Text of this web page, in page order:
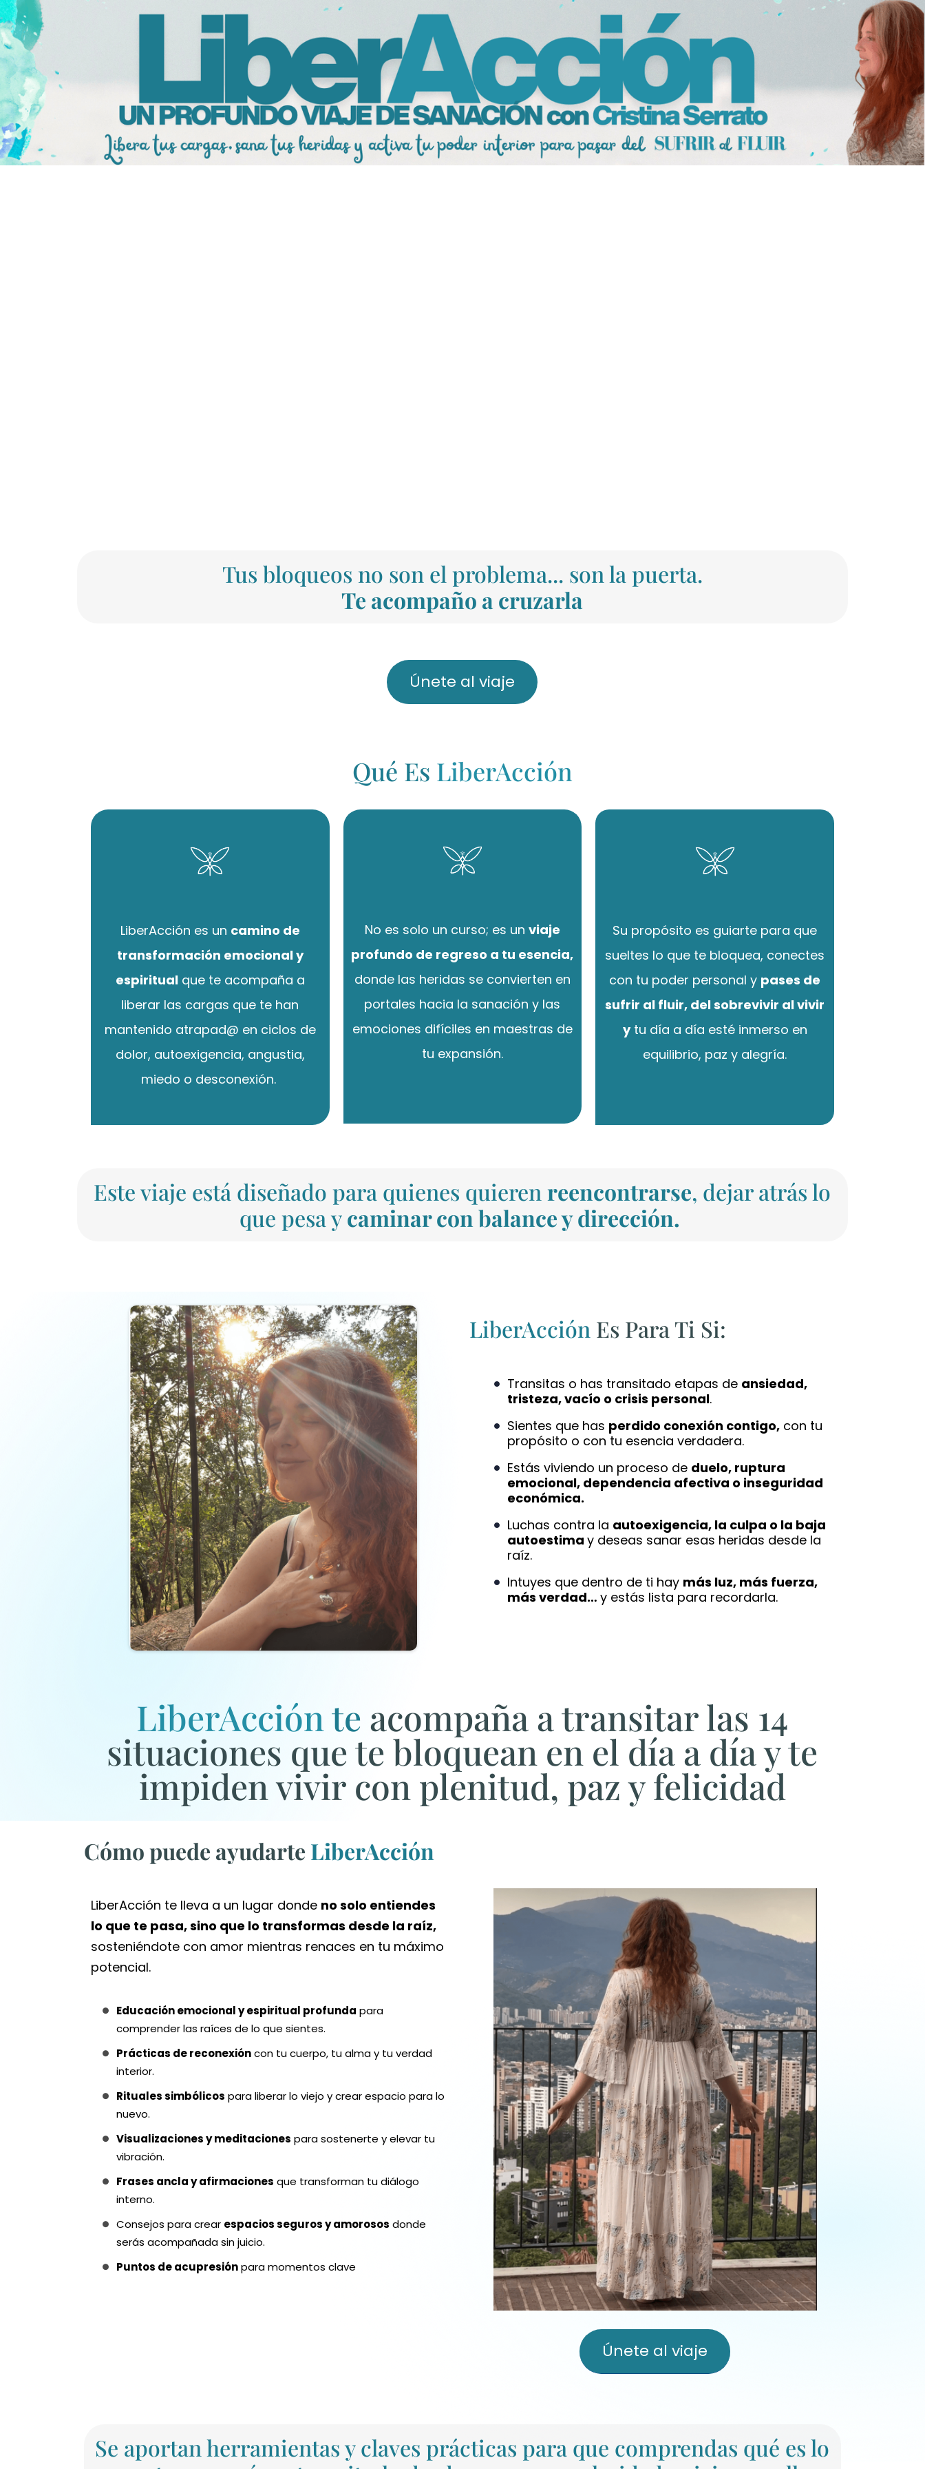
Tus bloqueos no son el problema... son la puerta.
Te acompaño a cruzarla
Únete al viaje
Qué Es LiberAcción
LiberAcción es un camino de
transformación emocional y
espiritualque te acompaña a
liberar las cargas que te han
mantenido atrapad@ en ciclos de
dolor, autoexigencia, angustia,
miedo o desconexión.
No es solo un curso; es un viaje
profundo de regreso a tu esencia,
donde las heridas se convierten en
portales hacia la sanación y las
emociones difíciles en maestras de
tu expansión.
Su propósito es guiarte para que
sueltes lo que te bloquea, conectes
con tu poder personal y pases de
sufrir al fluir, del sobrevivir al vivir
ytu día a día esté inmerso en
equilibrio, paz y alegría.
Este viaje está diseñado para quienes quierenreencontrarse, dejar atrás lo
que pesa ycaminar con balance y dirección.
LiberAcción Es Para Ti Si:
Transitas o has transitado etapas de ansiedad,
tristeza, vacío o crisis personal.
Sientes que has perdido conexión contigo,con tu
propósito o con tu esencia verdadera.
Estás viviendo un proceso de duelo, ruptura
emocional, dependencia afectiva o inseguridad
económica.
Luchas contra la autoexigencia, la culpa o la baja
autoestima y deseas sanar esas heridas desde la
raíz.
Intuyes que dentro de ti hay más luz, más fuerza,
más verdad… y estás lista para recordarla.
LiberAcciónte acompaña a transitar las 14
situaciones que te bloquean en el día a día y te
impiden vivir con plenitud, paz y felicidad
Cómo puede ayudarte LiberAcción
LiberAcción te lleva a un lugar donde no solo entiendes
lo que te pasa, sino que lo transformas desde la raíz,
sosteniéndote con amor mientras renaces en tu máximo
potencial.
Educación emocional y espiritual profunda para
comprender las raíces de lo que sientes.
Prácticas de reconexióncon tu cuerpo, tu alma y tu verdad
interior.
Rituales simbólicos para liberar lo viejo y crear espacio para lo
nuevo.
Visualizaciones y meditaciones para sostenerte y elevar tu
vibración.
Frases ancla y afirmaciones que transforman tu diálogo
interno.
Consejos para crear espacios seguros y amorosos donde
serás acompañada sin juicio.
Puntos de acupresiónpara momentos clave
Únete al viaje
Se aportan herramientas y claves prácticas para que comprendas qué es lo